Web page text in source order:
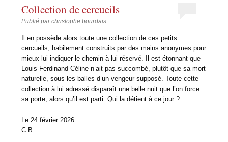
Collection de cercueils
Publié parchristophe bourdais
Il en possède alors toute une collection de ces petits
cercueils, habilement construits par des mains anonymes pour
mieux lui indiquer le chemin à lui réservé. Il est étonnant que
Louis-Ferdinand Céline n’ait pas succombé, plutôt que sa mort
naturelle, sous les balles d’un vengeur supposé. Toute cette
collection à lui adressé disparaît une belle nuit que l’on force
sa porte, alors qu’il est parti. Qui la détient à ce jour ?
Le 24 février 2026.
C.B.